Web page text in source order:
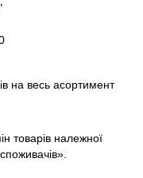
на весь асортимент
товарів належної